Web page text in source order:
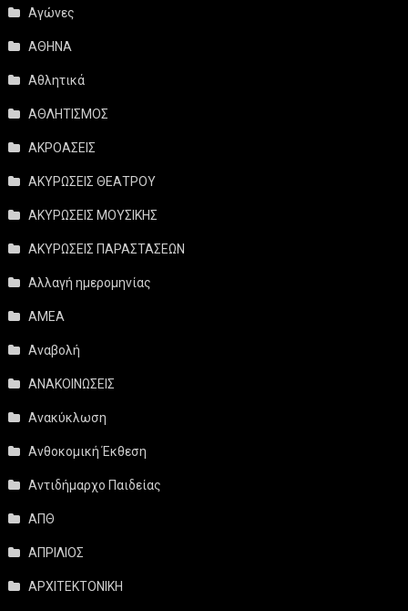
Αγώνες
ΑΘΗΝΑ
Αθλητικά
ΑΘΛΗΤΙΣΜΟΣ
ΑΚΡΟΑΣΕΙΣ
ΑΚΥΡΩΣΕΙΣ ΘΕΑΤΡΟΥ
ΑΚΥΡΩΣΕΙΣ ΜΟΥΣΙΚΗΣ
ΑΚΥΡΩΣΕΙΣ ΠΑΡΑΣΤΑΣΕΩΝ
Αλλαγή ημερομηνίας
ΑΜΕΑ
Αναβολή
ΑΝΑΚΟΙΝΩΣΕΙΣ
Ανακύκλωση
Ανθοκομική Έκθεση
Αντιδήμαρχο Παιδείας
ΑΠΘ
ΑΠΡΙΛΙΟΣ
ΑΡΧΙΤΕΚΤΟΝΙΚΗ